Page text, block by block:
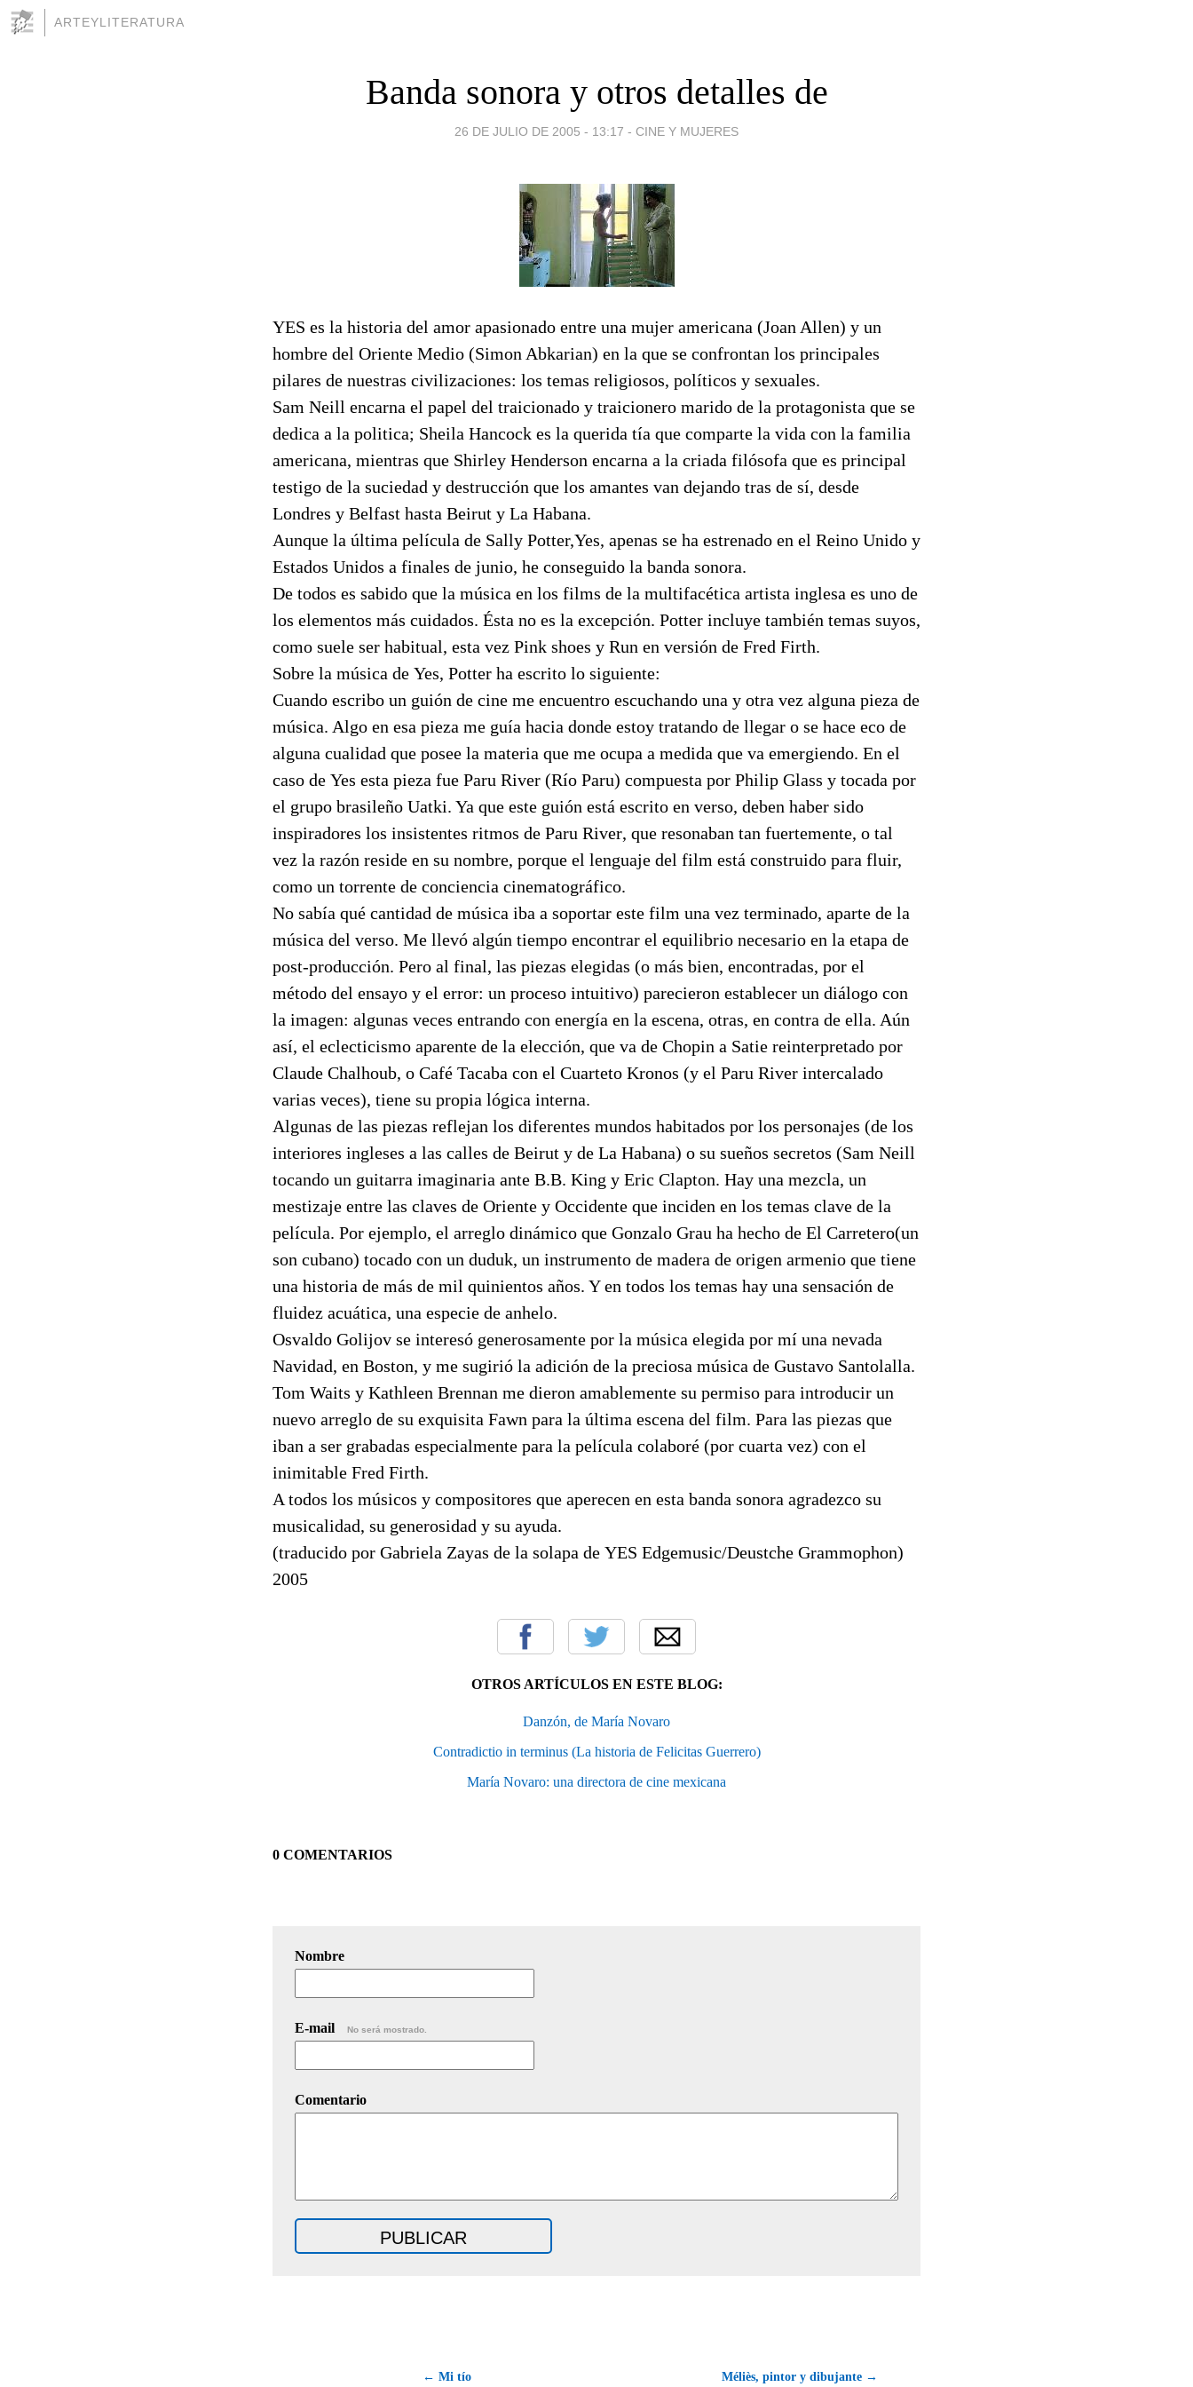
ARTEYLITERATURA
Banda sonora y otros detalles de
26 DE JULIO DE 2005 - 13:17 - CINE Y MUJERES
YES es la historia del amor apasionado entre una mujer americana (Joan Allen) y un
hombre del Oriente Medio (Simon Abkarian) en la que se confrontan los principales
pilares de nuestras civilizaciones: los temas religiosos, políticos y sexuales.
Sam Neill encarna el papel del traicionado y traicionero marido de la protagonista que se
dedica a la politica; Sheila Hancock es la querida tía que comparte la vida con la familia
americana, mientras que Shirley Henderson encarna a la criada filósofa que es principal
testigo de la suciedad y destrucción que los amantes van dejando tras de sí, desde
Londres y Belfast hasta Beirut y La Habana.
Aunque la última película de Sally Potter,Yes, apenas se ha estrenado en el Reino Unido y
Estados Unidos a finales de junio, he conseguido la banda sonora.
De todos es sabido que la música en los films de la multifacética artista inglesa es uno de
los elementos más cuidados. Ésta no es la excepción. Potter incluye también temas suyos,
como suele ser habitual, esta vez Pink shoes y Run en versión de Fred Firth.
Sobre la música de Yes, Potter ha escrito lo siguiente:
Cuando escribo un guión de cine me encuentro escuchando una y otra vez alguna pieza de
música. Algo en esa pieza me guía hacia donde estoy tratando de llegar o se hace eco de
alguna cualidad que posee la materia que me ocupa a medida que va emergiendo. En el
caso de Yes esta pieza fue Paru River (Río Paru) compuesta por Philip Glass y tocada por
el grupo brasileño Uatki. Ya que este guión está escrito en verso, deben haber sido
inspiradores los insistentes ritmos de Paru River, que resonaban tan fuertemente, o tal
vez la razón reside en su nombre, porque el lenguaje del film está construido para fluir,
como un torrente de conciencia cinematográfico.
No sabía qué cantidad de música iba a soportar este film una vez terminado, aparte de la
música del verso. Me llevó algún tiempo encontrar el equilibrio necesario en la etapa de
post-producción. Pero al final, las piezas elegidas (o más bien, encontradas, por el
método del ensayo y el error: un proceso intuitivo) parecieron establecer un diálogo con
la imagen: algunas veces entrando con energía en la escena, otras, en contra de ella. Aún
así, el eclecticismo aparente de la elección, que va de Chopin a Satie reinterpretado por
Claude Chalhoub, o Café Tacaba con el Cuarteto Kronos (y el Paru River intercalado
varias veces), tiene su propia lógica interna.
Algunas de las piezas reflejan los diferentes mundos habitados por los personajes (de los
interiores ingleses a las calles de Beirut y de La Habana) o su sueños secretos (Sam Neill
tocando un guitarra imaginaria ante B.B. King y Eric Clapton. Hay una mezcla, un
mestizaje entre las claves de Oriente y Occidente que inciden en los temas clave de la
película. Por ejemplo, el arreglo dinámico que Gonzalo Grau ha hecho de El Carretero(un
son cubano) tocado con un duduk, un instrumento de madera de origen armenio que tiene
una historia de más de mil quinientos años. Y en todos los temas hay una sensación de
fluidez acuática, una especie de anhelo.
Osvaldo Golijov se interesó generosamente por la música elegida por mí una nevada
Navidad, en Boston, y me sugirió la adición de la preciosa música de Gustavo Santolalla.
Tom Waits y Kathleen Brennan me dieron amablemente su permiso para introducir un
nuevo arreglo de su exquisita Fawn para la última escena del film. Para las piezas que
iban a ser grabadas especialmente para la película colaboré (por cuarta vez) con el
inimitable Fred Firth.
A todos los músicos y compositores que aperecen en esta banda sonora agradezco su
musicalidad, su generosidad y su ayuda.
(traducido por Gabriela Zayas de la solapa de YES Edgemusic/Deustche Grammophon)
2005
OTROS ARTÍCULOS EN ESTE BLOG:
Danzón, de María Novaro
Contradictio in terminus (La historia de Felicitas Guerrero)
María Novaro: una directora de cine mexicana
0 COMENTARIOS
Nombre
E-mail No será mostrado.
Comentario
← Mi tío Méliès, pintor y dibujante →